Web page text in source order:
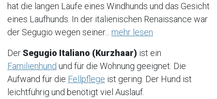
hat die langen Läufe eines Windhunds und das Gesicht
eines Laufhunds. In der italienischen Renaissance war
der Segugio wegen seiner... mehr lesen
DerSegugio Italiano (Kurzhaar) ist ein
Familienhund und für die Wohnung geeignet. Die
Aufwand für die Fellpflege ist gering. Der Hund ist
leichtführig und benötigt viel Auslauf.